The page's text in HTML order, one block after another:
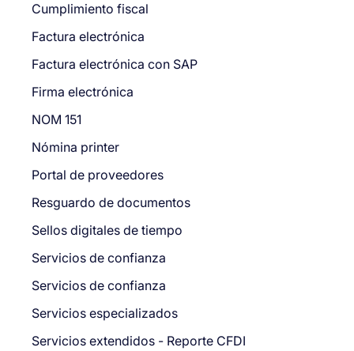
Cumplimiento fiscal
Factura electrónica
Factura electrónica con SAP
Firma electrónica
NOM 151
Nómina printer
Portal de proveedores
Resguardo de documentos
Sellos digitales de tiempo
Servicios de confianza
Servicios de confianza
Servicios especializados
Servicios extendidos - Reporte CFDI